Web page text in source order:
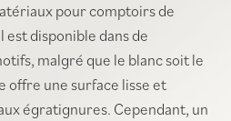
pour comptoirs de
est disponible dans de
malgré que le blanc soit le
offre une surface lisse et
égratignures. Cependant, un